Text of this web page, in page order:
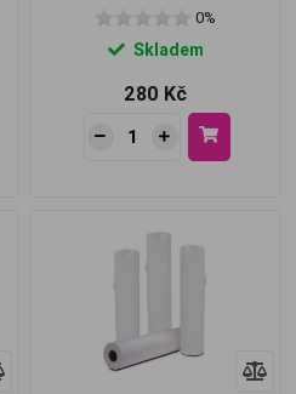
0%
Skladem
280 Kč